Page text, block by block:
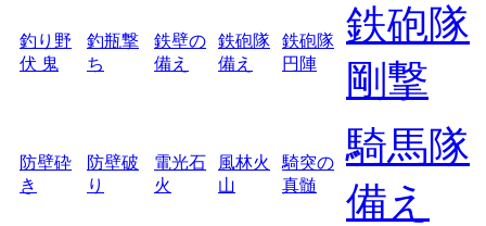
釣り野
伏 鬼
釣瓶撃
ち
鉄壁の
備え
鉄砲隊
備え
鉄砲隊
円陣
鉄砲隊
剛撃
防壁砕
き
防壁破
り
電光石
火
風林火
山
騎突の
真髄
騎馬隊
備え